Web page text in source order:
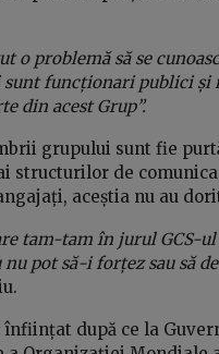
o problemă să se
funcționari publici și
din acest Grup”.
grupului sunt fie
structurilor de
aceștia nu au
tam-tam în jurul GCS-
nu pot să-i forțez sau să
după ce la